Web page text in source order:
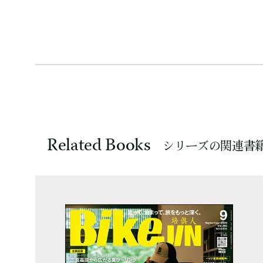
Related Books シリーズの関連書